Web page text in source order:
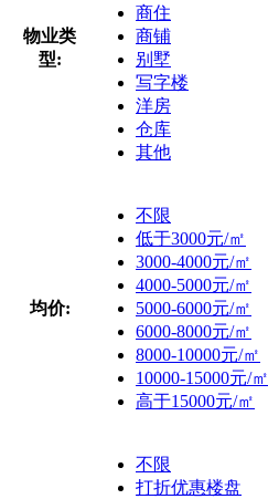
物业类
型:
商住
商铺
别墅
写字楼
洋房
仓库
其他
均价:
不限
低于3000元/㎡
3000-4000元/㎡
4000-5000元/㎡
5000-6000元/㎡
6000-8000元/㎡
8000-10000元/㎡
10000-15000元/㎡
高于15000元/㎡
不限
打折优惠楼盘